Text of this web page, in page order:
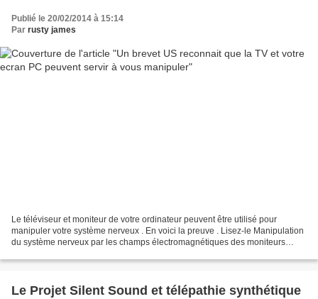
Publié le 20/02/2014 à 15:14
Par rusty james
Le téléviseur et moniteur de votre ordinateur peuvent être utilisé pour
manipuler votre système nerveux . En voici la preuve . Lisez-le Manipulation
du système nerveux par les champs électromagnétiques des moniteurs
Le Projet Silent Sound et télépathie synthétique